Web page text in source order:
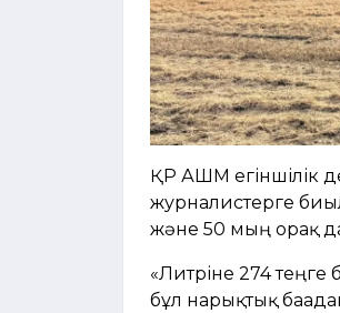
ҚР АШМ егіншілік
журналистерге
және 50 мың орақ
«Литріне 274 теңге
бұл нарықтық